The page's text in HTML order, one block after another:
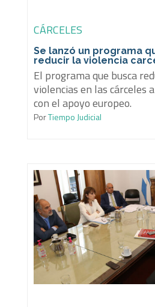
CÁRCELES
Se lanzó un programa
reducir la violencia
El programa que busca
violencias en las cárceles
con el apoyo europeo.
PorTiempo Judicial